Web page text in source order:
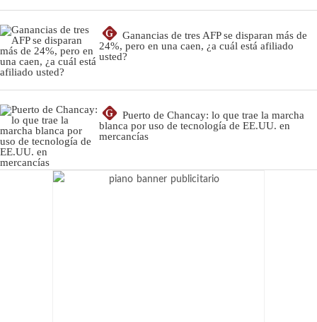
G
Ganancias de tres AFP se disparan más de
24%, pero en una caen, ¿a cuál está afiliado
usted?
G
Puerto de Chancay: lo que trae la marcha
blanca por uso de tecnología de EE.UU. en
mercancías